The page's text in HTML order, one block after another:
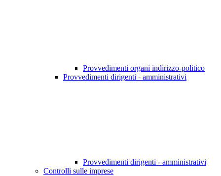
Provvedimenti organi indirizzo-politico
Provvedimenti dirigenti - amministrativi
Provvedimenti dirigenti - amministrativi
Controlli sulle imprese